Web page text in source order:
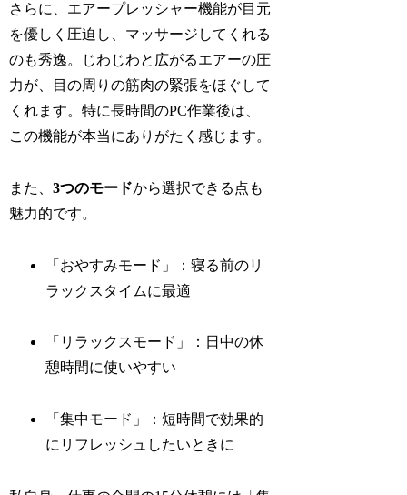
さらに、エアープレッシャー機能が目元
を優しく圧迫し、マッサージしてくれる
のも秀逸。じわじわと広がるエアーの圧
力が、目の周りの筋肉の緊張をほぐして
くれます。特に長時間のPC作業後は、
この機能が本当にありがたく感じます。
また、3つのモードから選択できる点も
魅力的です。
「おやすみモード」：寝る前のリ
ラックスタイムに最適
「リラックスモード」：日中の休
憩時間に使いやすい
「集中モード」：短時間で効果的
にリフレッシュしたいときに